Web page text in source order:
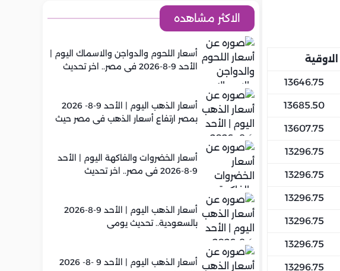
الاوقية
13646.75
13685.50
13607.75
13296.75
13296.75
13296.75
13296.75
13296.75
13296.75
الاكثر مشاهده
أسعار اللحوم والدواجن والاسماك اليوم |
الأحد 9-8-2026 في مصر.. اخر تحديث
أسعار الذهب اليوم | الأحد 9-8- 2026
بمصر ارتفاع أسعار الذهب في مصر حيث
أسعار الخضروات والفاكهة اليوم | الأحد
9-8-2026 في مصر.. اخر تحديث
أسعار الذهب اليوم | الأحد 9-8-2026
بالسعودية.. تحديث يومي
أسعار الذهب اليوم | الأحد 9 -8- 2026